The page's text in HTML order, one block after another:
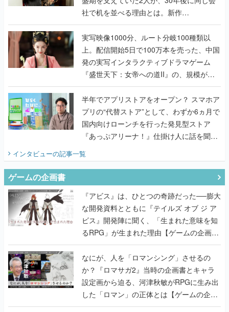
社で机を並べる理由とは。新作
『TATSUJIN EXTREME』で初タッグを組
んだレジェンド2人に訊く開発秘話
実写映像1000分、ルート分岐100種類以
上。配信開始5日で100万本を売った、中国
発の実写インタラクティブドラマゲーム
『盛世天下：女帝への道II』の、規模が違
うこだわりをプロデューサーに聞いた
半年でアプリストアをオープン？ スマホア
プリの“代替ストア”として、わずか6ヵ月で
国内向けローンチを行った発見型ストア
『あっぷアリーナ！』仕掛け人に話を聞い
インタビューの記事一覧
ゲームの企画書
『アビス』は、ひとつの奇跡だった──膨大
な開発資料とともに『テイルズ オブ ジ ア
ビス』開発陣に聞く、「生まれた意味を知
るRPG」が生まれた理由【ゲームの企画
書】
なにが、人を「ロマンシング」させるの
か？『ロマサガ2』当時の企画書とキャラ
設定画から迫る、河津秋敏がRPGに生み出
した「ロマン」の正体とは【ゲームの企画
書】